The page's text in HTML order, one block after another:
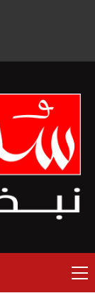
القائمة